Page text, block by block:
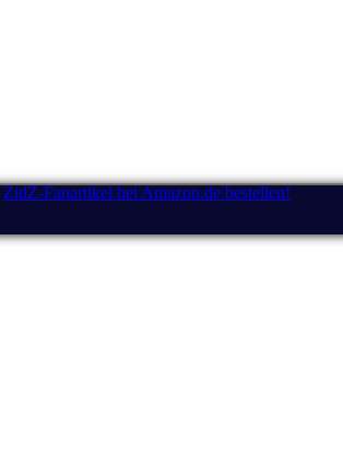
ZidZ-Fanartikel bei Amazon.de bestellen!